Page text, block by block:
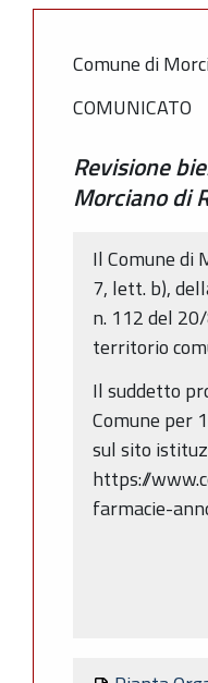
Comune di
COMUNICATO
Revisione
Morciano di
Il Comune di
7, lett. b),
n. 112 del
territorio
Il suddetto
Comune per
sul sito
https://
farmacie-